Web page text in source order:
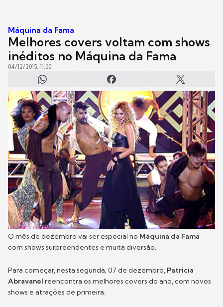
Máquina da Fama
Melhores covers voltam com shows
inéditos no Máquina da Fama
04/12/2015, 11:00
O mês de dezembro vai ser especial no Máquina da Fama
com shows surpreendentes e muita diversão.
Para começar, nesta segunda, 07 de dezembro, Patricia
Abravanel reencontra os melhores covers do ano, com novos
shows e atrações de primeira.